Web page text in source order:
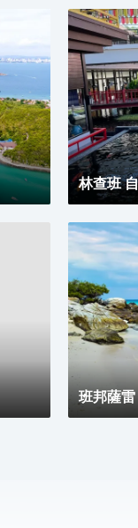
環境，可供休憩。旅客
受美食，只需呼叫送餐
厭倦了酒店的餐飲，附
Bar（其他）和Trattoria
許能勾起您的食慾，他
薩均深受好評，美塞通
錯哦！ 相信桑拿浴室周
設施，會讓您擁有別樣
可供旅客使用。24小時
供信息，以幫助您探索
外使用免費停車場。
林查班
班邦薩